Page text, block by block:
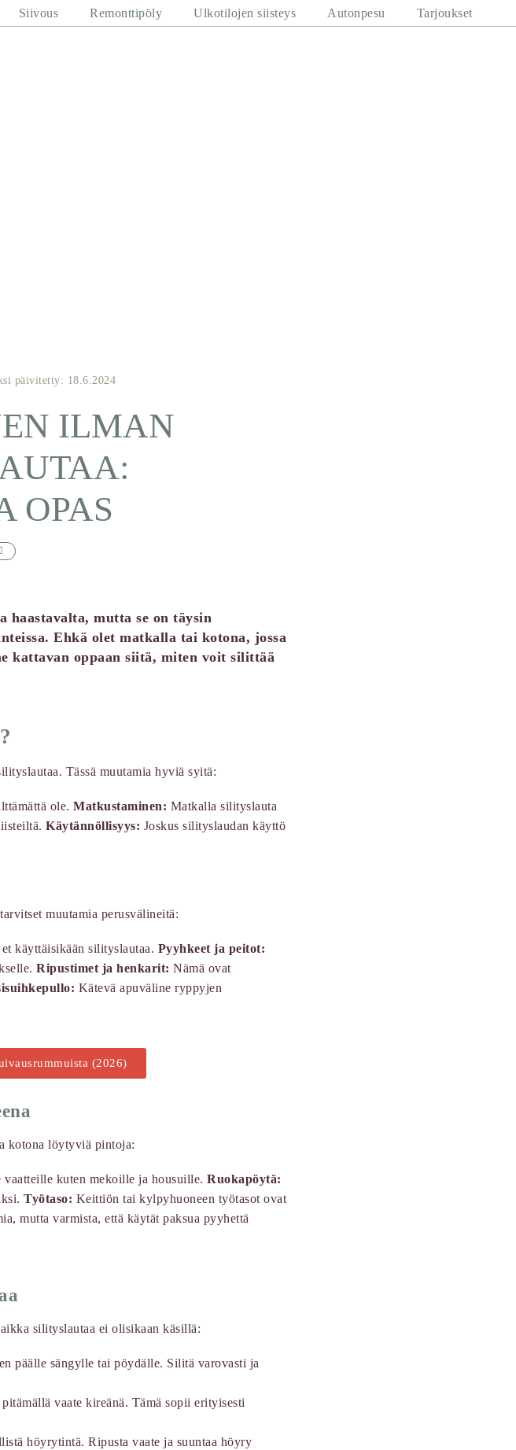
Siivous Remonttipöly Ulkotilojen siisteys Autonpesu Tarjoukset
päivitetty: 18.6.2024
ILMAN
OPAS
haastavalta, mutta se on täysin
Ehkä olet matkalla tai kotona, jossa
kattavan oppaan siitä, miten voit silittää
Tässä muutamia hyviä syitä:
ole. Matkustaminen: Matkalla silityslauta
Käytännöllisyys: Joskus silityslaudan käyttö
muutamia perusvälineitä:
käyttäisikään silityslautaa. Pyyhkeet ja peitot:
Ripustimet ja henkarit: Nämä ovat
Kätevä apuväline ryppyjen
(2026)
kotona löytyviä pintoja:
kuten mekoille ja housuille. Ruokapöytä:
Työtaso: Keittiön tai kylpyhuoneen työtasot ovat
mutta varmista, että käytät paksua pyyhettä
silityslautaa ei olisikaan käsillä:
päälle sängylle tai pöydälle. Silitä varovasti ja
vaate kireänä. Tämä sopii erityisesti
höyrytintä. Ripusta vaate ja suuntaa höyry